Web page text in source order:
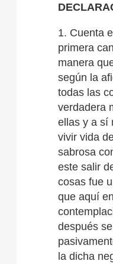
1. Cuenta
primera
manera
según la
todas las
verdadera
ellas y a sí
vivir vida
sabrosa
este salir
cosas fue
que aquí
después
la dicha